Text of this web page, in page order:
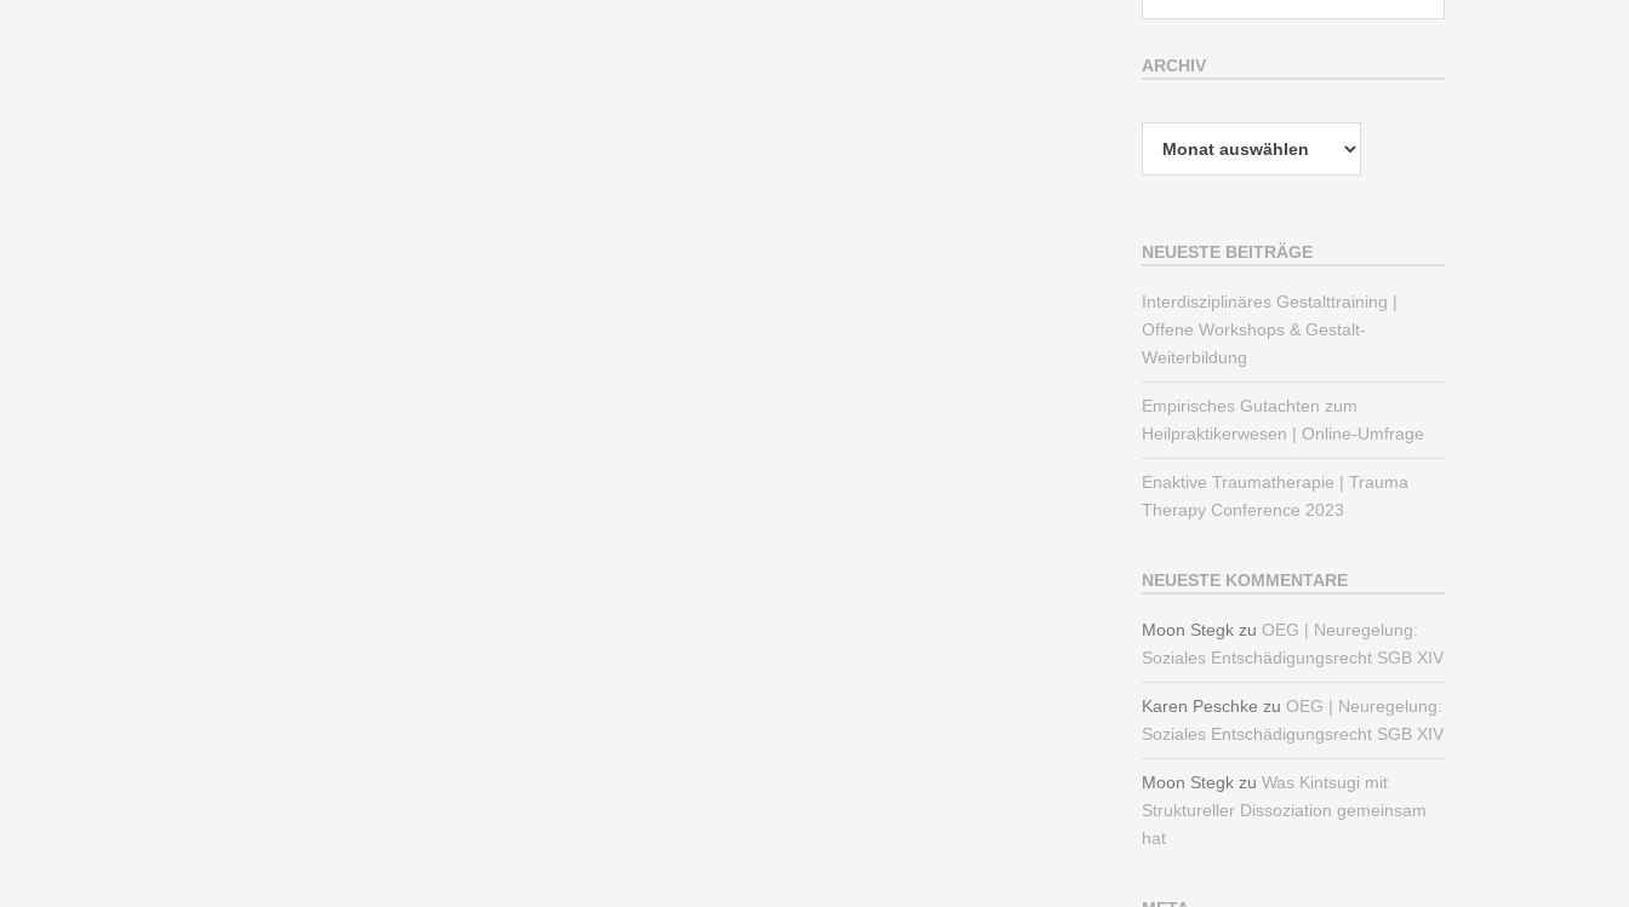
ARCHIV
NEUESTE BEITRÄGE
Interdisziplinäres Gestalttraining |
Offene Workshops & Gestalt-
Weiterbildung
Empirisches Gutachten zum
Heilpraktikerwesen | Online-Umfrage
Enaktive Traumatherapie | Trauma
Therapy Conference 2023
NEUESTE KOMMENTARE
Moon Stegk zu OEG | Neuregelung:
Soziales Entschädigungsrecht SGB XIV
Karen Peschke zu OEG | Neuregelung:
Soziales Entschädigungsrecht SGB XIV
Moon Stegk zuWas Kintsugi mit
Struktureller Dissoziation gemeinsam
hat